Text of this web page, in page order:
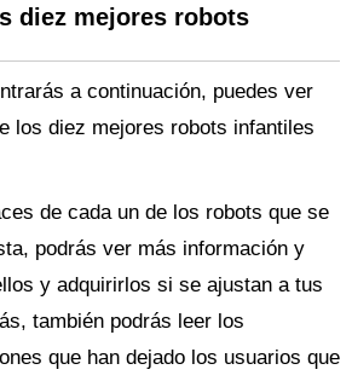
diez mejores robots
a continuación, puedes ver
los diez mejores robots infantiles
de cada un de los robots que se
podrás ver más información y
y adquirirlos si se ajustan a tus
también podrás leer los
que han dejado los usuarios que